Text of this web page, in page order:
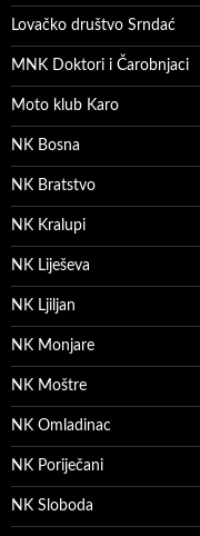
Lovačko društvo Srndać
MNK Doktori i Čarobnjaci
Moto klub Karo
NK Bosna
NK Bratstvo
NK Kralupi
NK Liješeva
NK Ljiljan
NK Monjare
NK Moštre
NK Omladinac
NK Poriječani
NK Sloboda